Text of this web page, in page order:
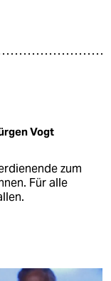
Vogt
zum
Für alle